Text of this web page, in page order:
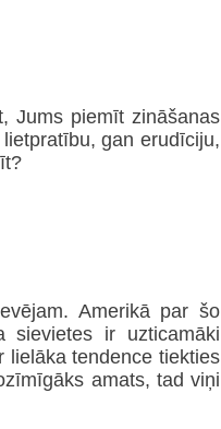
Jums piemīt zināšanas
gan erudīciju,
Amerikā par šo
sievietes ir uzticamāki
lielāka tendence tiekties
amats, tad viņi